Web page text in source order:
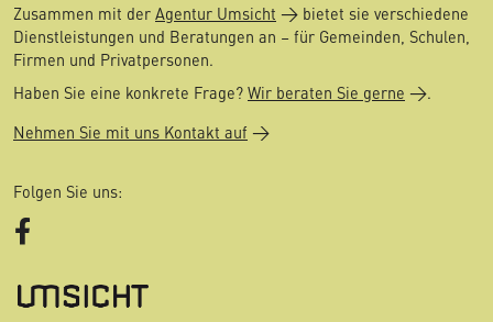
Zusammen mit der Agentur Umsicht
bietet sie verschiedene
Dienstleistungen und Beratungen an – für Gemeinden, Schulen,
Firmen und Privatpersonen.
Haben Sie eine konkrete Frage? Wir beraten Sie gerne
.
Nehmen Sie mit uns Kontakt auf
Folgen Sie uns: